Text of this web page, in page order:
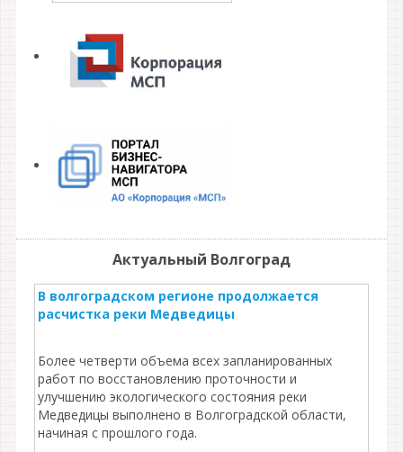
Актуальный Волгоград
В волгоградском регионе продолжается
расчистка реки Медведицы
Более четверти объема всех запланированных
работ по восстановлению проточности и
улучшению экологического состояния реки
Медведицы выполнено в Волгоградской области,
начиная с прошлого года.